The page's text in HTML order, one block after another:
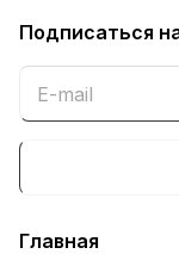
Подписаться
Главная